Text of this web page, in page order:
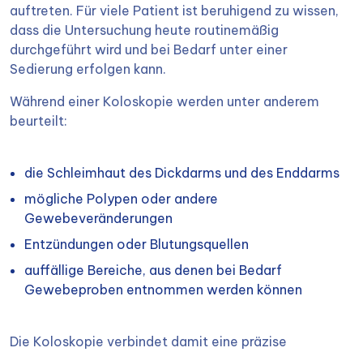
auftreten. Für viele Patient ist beruhigend zu wissen,
dass die Untersuchung heute routinemäßig
durchgeführt wird und bei Bedarf unter einer
Sedierung erfolgen kann.
Während einer Koloskopie werden unter anderem
beurteilt:
die Schleimhaut des Dickdarms und des Enddarms
mögliche Polypen oder andere
Gewebeveränderungen
Entzündungen oder Blutungsquellen
auffällige Bereiche, aus denen bei Bedarf
Gewebeproben entnommen werden können
Die Koloskopie verbindet damit eine präzise